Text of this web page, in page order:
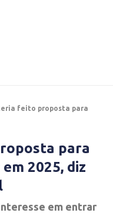
feito proposta para
para
2025, diz
em entrar